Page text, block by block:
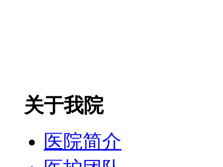
关于我院
医院简介